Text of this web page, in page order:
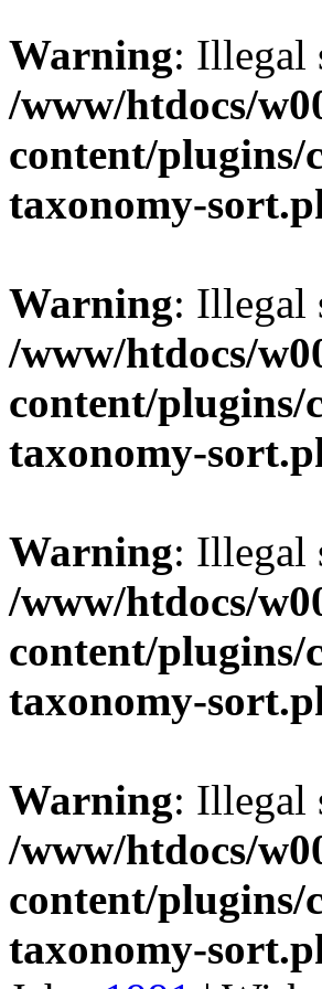
Warning: Illegal
/www/htdocs/
content/plugins/
taxonomy-
Warning: Illegal
/www/htdocs/
content/plugins/
taxonomy-
Warning: Illegal
/www/htdocs/
content/plugins/
taxonomy-
Warning: Illegal
/www/htdocs/
content/plugins/
taxonomy-